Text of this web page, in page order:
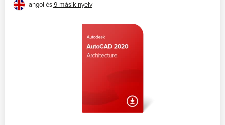
angol és9 másik nyelv